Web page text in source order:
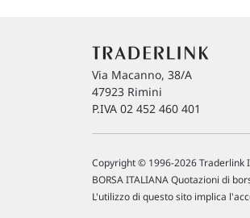
Via Macanno, 38/A
47923 Rimini
P.IVA 02 452 460 401
Copyright © 1996-2026 Traderlink
BORSA ITALIANA Quotazioni di
L'utilizzo di questo sito implica